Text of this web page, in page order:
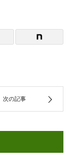
次の記事